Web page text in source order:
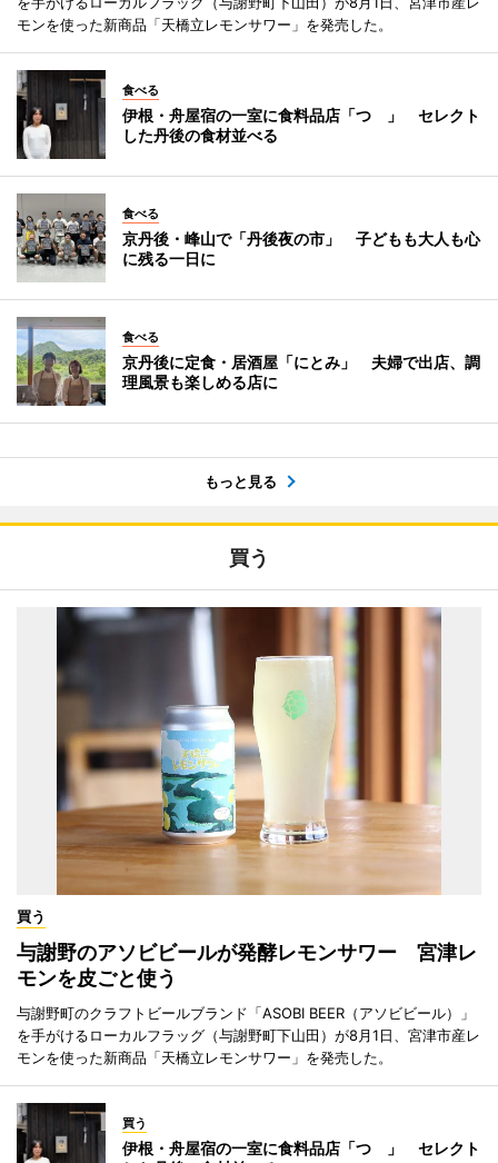
モンを使った新商品「天橋立レモンサワー」を発売した。
食べる
伊根・舟屋宿の一室に食料品店「つゝ」 セレクト
した丹後の食材並べる
食べる
京丹後・峰山で「丹後夜の市」 子どもも大人も心
に残る一日に
食べる
京丹後に定食・居酒屋「にとみ」 夫婦で出店、調
理風景も楽しめる店に
もっと見る
買う
買う
与謝野のアソビビールが発酵レモンサワー 宮津レ
モンを皮ごと使う
与謝野町のクラフトビールブランド「ASOBI BEER（アソビビール）」
を手がけるローカルフラッグ（与謝野町下山田）が8月1日、宮津市産レ
モンを使った新商品「天橋立レモンサワー」を発売した。
買う
伊根・舟屋宿の一室に食料品店「つゝ」 セレクト